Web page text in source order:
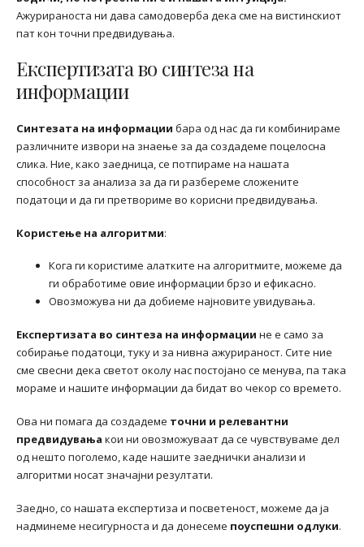
Ажурираноста ни дава самодоверба дека сме на вистинскиот
пат кон точни предвидувања.
Експертизата во синтеза на
информации
Синтезата на информации бара од нас да ги комбинираме
различните извори на знаење за да создадеме поцелосна
слика. Ние, како заедница, се потпираме на нашата
способност за анализа за да ги разбереме сложените
податоци и да ги претвориме во корисни предвидувања.
Користење на алгоритми:
Кога ги користиме алатките на алгоритмите, можеме да
ги обработиме овие информации брзо и ефикасно.
Овозможува ни да добиеме најновите увидувања.
Експертизата во синтеза на информации не е само за
собирање податоци, туку и за нивна ажурираност. Сите ние
сме свесни дека светот околу нас постојано се менува, па така
мораме и нашите информации да бидат во чекор со времето.
Ова ни помага да создадеме точни и релевантни
предвидувања кои ни овозможуваат да се чувствуваме дел
од нешто поголемо, каде нашите заеднички анализи и
алгоритми носат значајни резултати.
Заедно, со нашата експертиза и посветеност, можеме да ја
надминеме несигурноста и да донесеме поуспешни одлуки.